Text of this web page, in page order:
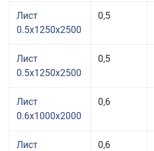
Лист
0.5x1250x2500
0,5
Лист
0.5x1250x2500
0,5
Лист
0.6x1000x2000
0,6
Лист
0,6